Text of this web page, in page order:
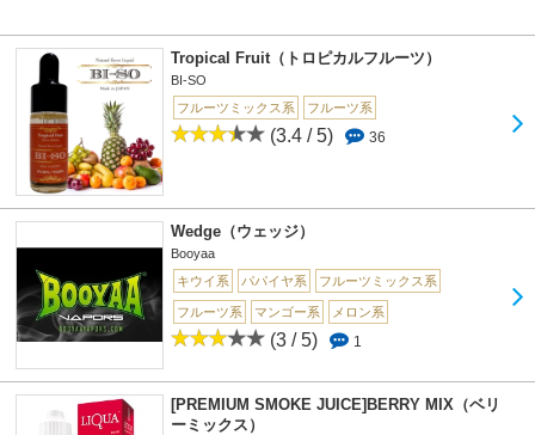
Tropical Fruit（トロピカルフルーツ）
BI-SO
フルーツミックス系
フルーツ系
(3.4 / 5) 36
Wedge（ウェッジ）
Booyaa
キウイ系
パパイヤ系 フルーツミックス系
フルーツ系 マンゴー系 メロン系
(3 / 5) 1
[PREMIUM SMOKE JUICE]BERRY MIX（ベリ
ーミックス）